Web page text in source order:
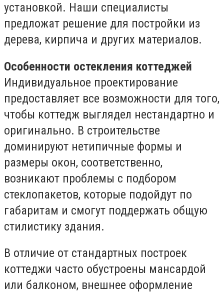
установкой. Наши специалисты
предложат решение для постройки из
дерева, кирпича и других материалов.
Особенности остекления коттеджей
Индивидуальное проектирование
предоставляет все возможности для того,
чтобы коттедж выглядел нестандартно и
оригинально. В строительстве
доминируют нетипичные формы и
размеры окон, соответственно,
возникают проблемы с подбором
стеклопакетов, которые подойдут по
габаритам и смогут поддержать общую
стилистику здания.
В отличие от стандартных построек
коттеджи часто обустроены мансардой
или балконом, внешнее оформление